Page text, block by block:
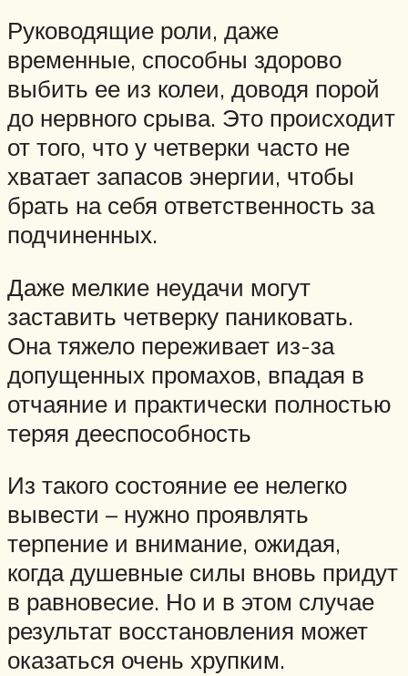
Руководящие роли, даже
временные, способны здорово
выбить ее из колеи, доводя порой
до нервного срыва. Это происходит
от того, что у четверки часто не
хватает запасов энергии, чтобы
брать на себя ответственность за
подчиненных.
Даже мелкие неудачи могут
заставить четверку паниковать.
Она тяжело переживает из-за
допущенных промахов, впадая в
отчаяние и практически полностью
теряя дееспособность
Из такого состояние ее нелегко
вывести – нужно проявлять
терпение и внимание, ожидая,
когда душевные силы вновь придут
в равновесие. Но и в этом случае
результат восстановления может
оказаться очень хрупким.